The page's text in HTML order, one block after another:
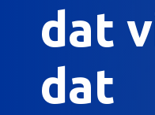
dat
dat